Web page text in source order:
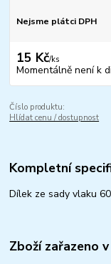
Nejsme plátci DPH
15 Kč/ks
Momentálně není k
Číslo produktu:
Hlídat cenu / dostupnost
Kompletní
Dílek ze sady vlaku
Zboží zařazeno